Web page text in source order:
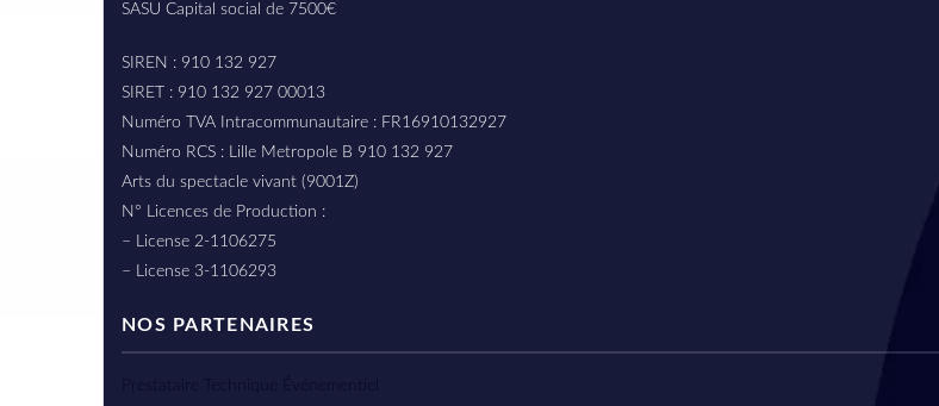
SASU Capital social de 7500€
SIREN : 910 132 927
SIRET : 910 132 927 00013
Numéro TVA Intracommunautaire : FR16910132927
Numéro RCS : Lille Metropole B 910 132 927
Arts du spectacle vivant (9001Z)
N° Licences de Production :
– License 2-1106275
– License 3-1106293
NOS PARTENAIRES